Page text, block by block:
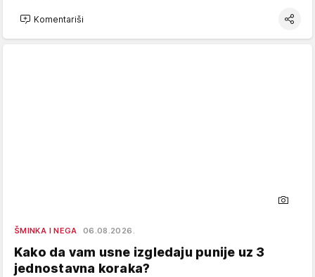
Komentariši
ŠMINKA I NEGA 06.08.2026.
Kako da vam usne izgledaju punije uz 3
jednostavna koraka?